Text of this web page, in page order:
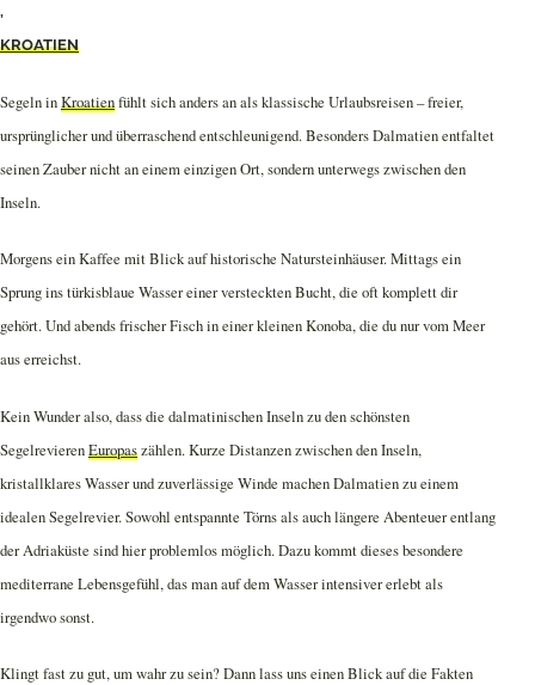
,
KROATIEN
Segeln inKroatienfühlt sich anders an als klassische Urlaubsreisen – freier,
ursprünglicher und überraschend entschleunigend. Besonders Dalmatien entfaltet
seinen Zauber nicht an einem einzigen Ort, sondern unterwegs zwischen den
Inseln.
Morgens ein Kaffee mit Blick auf historische Natursteinhäuser. Mittags ein
Sprung ins türkisblaue Wasser einer versteckten Bucht, die oft komplett dir
gehört. Und abends frischer Fisch in einer kleinen Konoba, die du nur vom Meer
aus erreichst.
Kein Wunder also, dass die dalmatinischen Inseln zu den schönsten
SegelrevierenEuropaszählen. Kurze Distanzen zwischen den Inseln,
kristallklares Wasser und zuverlässige Winde machen Dalmatien zu einem
idealen Segelrevier. Sowohl entspannte Törns als auch längere Abenteuer entlang
der Adriaküste sind hier problemlos möglich. Dazu kommt dieses besondere
mediterrane Lebensgefühl, das man auf dem Wasser intensiver erlebt als
irgendwo sonst.
Klingt fast zu gut, um wahr zu sein? Dann lass uns einen Blick auf die Fakten